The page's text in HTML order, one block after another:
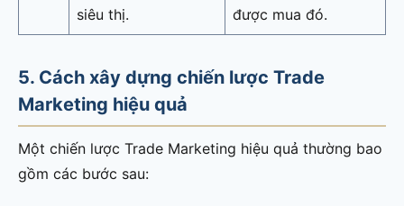
siêu thị.
được mua đó.
5. Cách xây dựng chiến lược Trade
Marketing hiệu quả
Một chiến lược Trade Marketing hiệu quả thường bao
gồm các bước sau: